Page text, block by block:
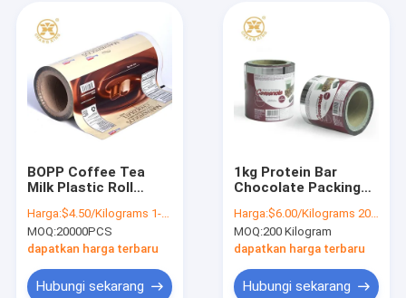
BOPP Coffee Tea
Milk Plastic Roll
Makanan Film
Laminating Segel
Panas Buram
Harga:$4.50/Kilograms 1-199 Kilograms
MOQ:20000PCS
dapatkan harga terbaru
Hubungi sekarang
1kg Protein Bar
Chocolate Packing
AL PE 3in
Polyethylene Film
Roll ODM
Harga:$6.00/Kilograms 200-9999 Kilograms
MOQ:200 Kilogram
dapatkan harga terbaru
Hubungi sekarang